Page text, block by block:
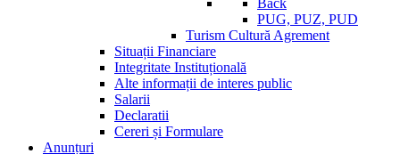
Back
PUG, PUZ, PUD
Turism Cultură Agrement
Situații Financiare
Integritate Instituțională
Alte informații de interes public
Salarii
Declaratii
Cereri și Formulare
Anunțuri